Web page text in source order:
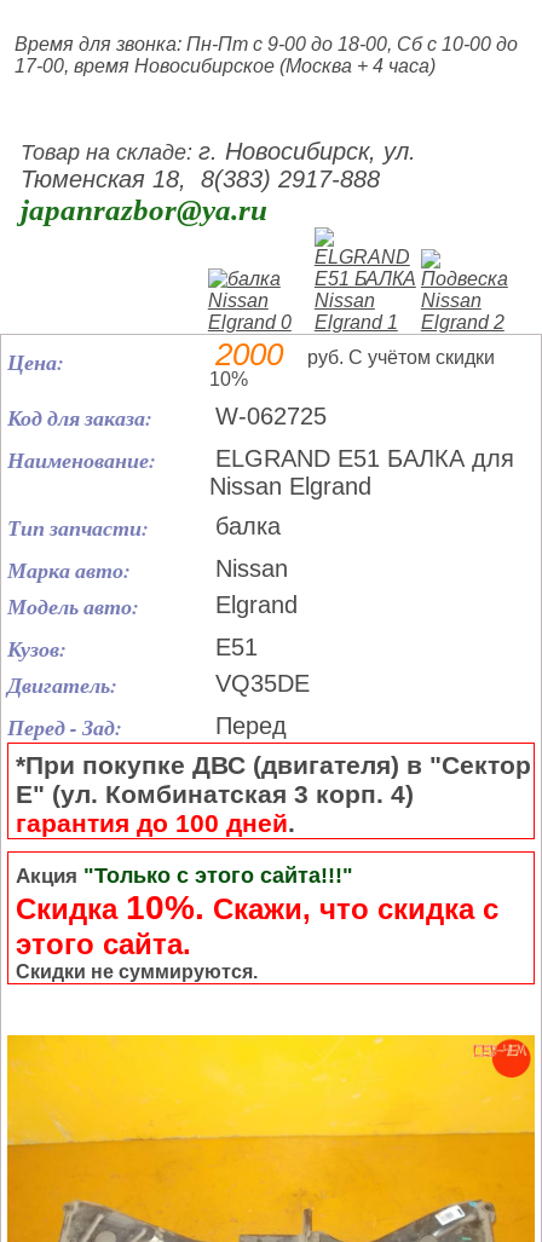
Время для звонка: Пн-Пт с 9-00 до 18-00, Сб с 10-00 до
17-00, время Новосибирское (Москва + 4 часа)
Товар на складе:г. Новосибирск, ул.
Тюменская 18, 8(383) 2917-888
japanrazbor@ya.ru
Цена: 2000
руб. С учётом скидки
10%
Код для заказа: W-062725
Наименование:
ELGRAND E51 БАЛКА для
Nissan Elgrand
Тип запчасти: балка
Марка авто: Nissan
Модель авто: Elgrand
Кузов: E51
Двигатель: VQ35DE
Перед - Зад: Перед
*При покупке ДВС (двигателя) в "Сектор
Е" (ул. Комбинатская 3 корп. 4)
гарантия до 100 дней.
Акция "Только с этого сайта!!!"
Скидка 10%. Cкажи, что скидка с
этого сайта.
Скидки не суммируются.